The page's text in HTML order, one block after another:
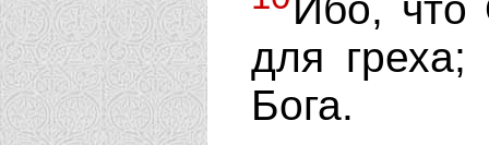
для
Бога.